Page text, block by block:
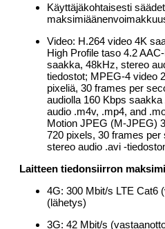
Käyttäjäkohtaisesti
Video: H.264 video 4K
High Profile taso 4.2
saakka, 48kHz, stereo
tiedostot; MPEG-4 video
pixeliä, 30 frames per
audiolla 160 Kbps
audio .m4v, .mp4, and
Motion JPEG (M-JPEG)
720 pixels, 30 frames per
stereo audio .avi -
Laitteen tiedonsiirron
4G: 300 Mbit/s LTE Cat6
(lähetys)
3G: 42 Mbit/s